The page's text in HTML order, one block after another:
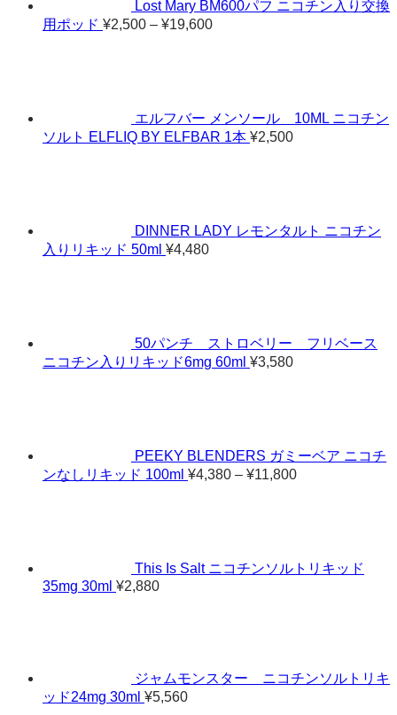
Lost Mary BM600パフ ニコチン入り交換
用ポッド ¥2,500 – ¥19,600価
¥19,600
エルフバー メンソール 10ML ニコチン
ソルト ELFLIQ BY ELFBAR 1本 ¥2,500
DINNER LADY レモンタルト ニコチン
入りリキッド 50ml ¥4,480
50パンチ ストロベリー フリベース
ニコチン入りリキッド6mg 60ml ¥3,580
PEEKY BLENDERS ガミーベア ニコチ
ンなしリキッド 100ml ¥4,380 – ¥11,800価
¥11,800
This Is Salt ニコチンソルトリキッド
35mg 30ml ¥2,880
ジャムモンスター ニコチンソルトリキ
ッド24mg 30ml ¥5,560